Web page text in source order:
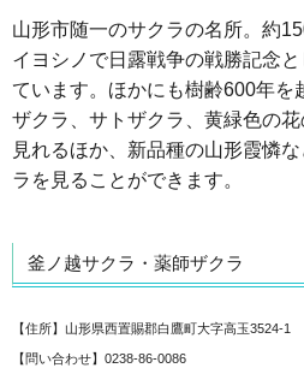
山形市随一のサクラの名所。約
イヨシノで日露戦争の戦勝記念
ています。ほかにも樹齢600年を
ザクラ、サトザクラ、黄緑色の
見れるほか、新品種の山形霞憐
ラを見ることができます。
釜ノ越サクラ・薬師ザクラ
【住所】山形県西置賜郡白鷹町大字高玉3524-1
【問い合わせ】0238-86-0086